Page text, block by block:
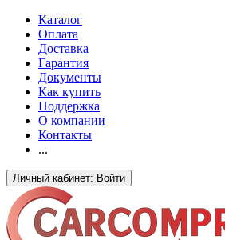
Каталог
Оплата
Доставка
Гарантия
Документы
Как купить
Поддержка
О компании
Контакты
...
Личный кабинет: Войти